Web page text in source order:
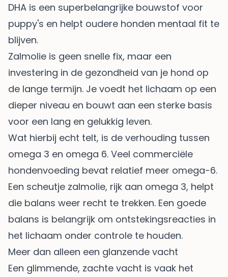
DHA is een superbelangrijke bouwstof voor
puppy's en helpt oudere honden mentaal fit te
blijven.
Zalmolie is geen snelle fix, maar een
investering in de gezondheid van je hond op
de lange termijn. Je voedt het lichaam op een
dieper niveau en bouwt aan een sterke basis
voor een lang en gelukkig leven.
Wat hierbij echt telt, is de verhouding tussen
omega 3 en omega 6. Veel commerciële
hondenvoeding bevat relatief meer omega-6.
Een scheutje zalmolie, rijk aan omega 3, helpt
die balans weer recht te trekken. Een goede
balans is belangrijk om ontstekingsreacties in
het lichaam onder controle te houden.
Meer dan alleen een glanzende vacht
Een glimmende, zachte vacht is vaak het